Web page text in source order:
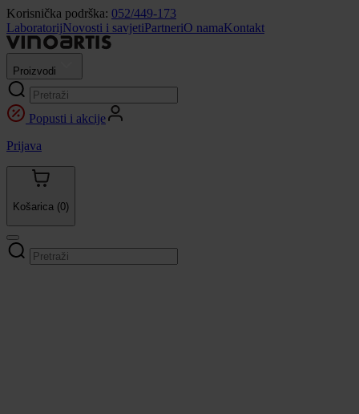
Korisnička podrška: 052/449-173
LaboratorijNovosti i savjetiPartneriO namaKontakt
Proizvodi
Popusti i akcije
Prijava
Košarica (0)